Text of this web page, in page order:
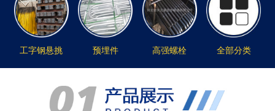
工字钢悬挑 预埋件 高强螺栓 全部分类